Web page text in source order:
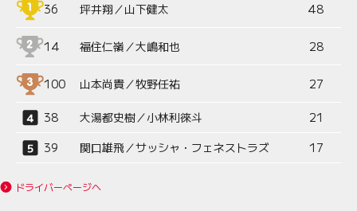
36 坪井翔／山下健太 48
14 福住仁嶺／大嶋和也 28
100 山本尚貴／牧野任祐 27
38 大湯都史樹／小林利徠斗
21
39
関口雄飛／サッシャ・フェネストラズ 17
ドライバーページへ